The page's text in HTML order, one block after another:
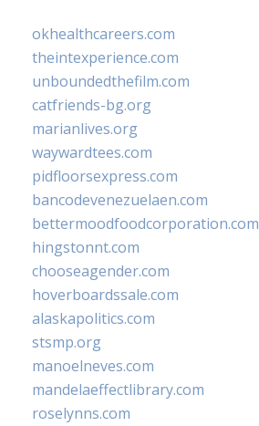
okhealthcareers.com
theintexperience.com
unboundedthefilm.com
catfriends-bg.org
marianlives.org
waywardtees.com
pidfloorsexpress.com
bancodevenezuelaen.com
bettermoodfoodcorporation.com
hingstonnt.com
chooseagender.com
hoverboardssale.com
alaskapolitics.com
stsmp.org
manoelneves.com
mandelaeffectlibrary.com
roselynns.com